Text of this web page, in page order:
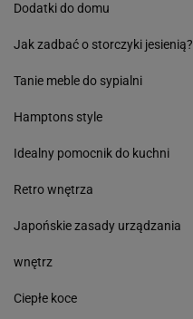
Dodatki do domu
Jak zadbać o storczyki jesienią?
Tanie meble do sypialni
Hamptons style
Idealny pomocnik do kuchni
Retro wnętrza
Japońskie zasady urządzania
wnętrz
Ciepłe koce